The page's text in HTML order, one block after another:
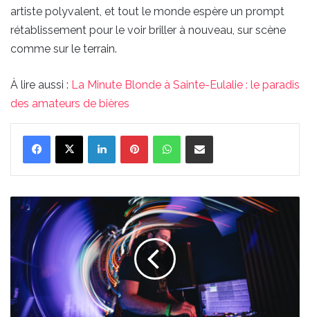
artiste polyvalent, et tout le monde espère un prompt
rétablissement pour le voir briller à nouveau, sur scène
comme sur le terrain.
À lire aussi : La Minute Blonde à Sainte-Eulalie : le paradis
des amateurs de bières
LinkedinPinterestWhatsAppPartager par email
Le
Talençais
:
une
électro
exceptionnelle